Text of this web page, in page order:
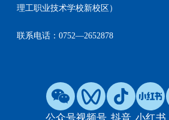
理工职业技术学校新校区）
联系电话：0752—2652878